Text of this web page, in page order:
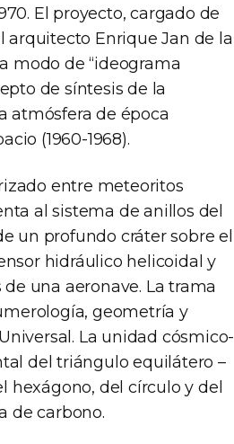
El proyecto, cargado de
Enrique Jan de la
modo de “ideograma
de síntesis de la
atmósfera de época
(1960-1968).
entre meteoritos
al sistema de anillos del
un profundo cráter sobre el
hidráulico helicoidal y
una aeronave. La trama
geometría y
La unidad cósmico-
del triángulo equilátero –
hexágono, del círculo y del
de carbono.